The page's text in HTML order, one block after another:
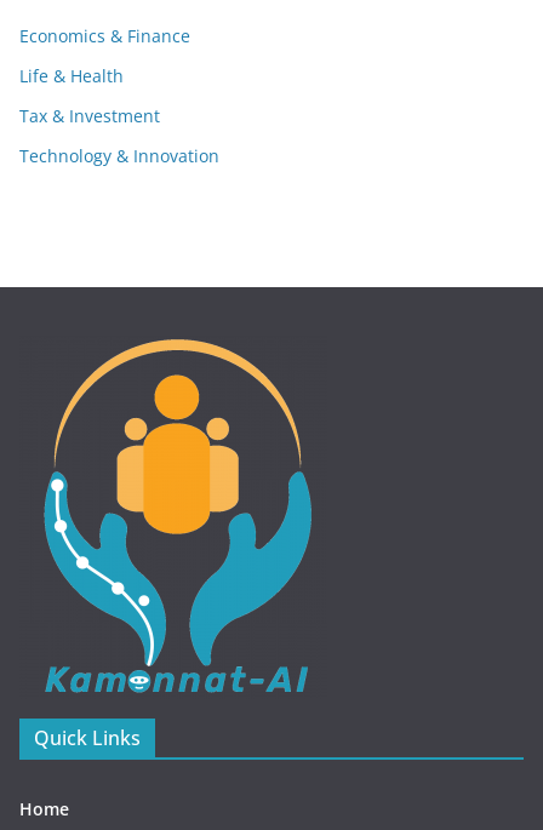
Economics & Finance
Life & Health
Tax & Investment
Technology & Innovation
Quick Links
Home